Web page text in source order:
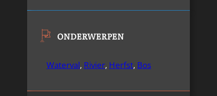
ONDERWERPEN
Waterval, Rivier, Herfst, Bos